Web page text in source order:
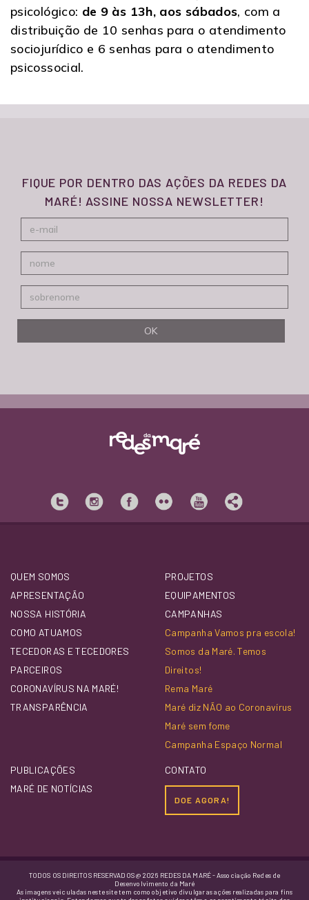
psicológico: de 9 às 13h, aos sábados, com a
distribuição de 10 senhas para o atendimento
sociojurídico e 6 senhas para o atendimento
psicossocial.
FIQUE POR DENTRO DAS AÇÕES DA REDES DA
MARÉ! ASSINE NOSSA NEWSLETTER!
QUEM SOMOS
APRESENTAÇÃO
NOSSA HISTÓRIA
COMO ATUAMOS
TECEDORAS E TECEDORES
PARCEIROS
CORONAVÍRUS NA MARÉ!
TRANSPARÊNCIA
PROJETOS
EQUIPAMENTOS
CAMPANHAS
Campanha Vamos pra escola!
Somos da Maré. Temos
Direitos!
Rema Maré
Maré diz NÃO ao Coronavírus
Maré sem fome
Campanha Espaço Normal
PUBLICAÇÕES
MARÉ DE NOTÍCIAS
CONTATO
DOE AGORA!
TODOS OS DIREITOS RESERVADOS @ 2026 REDES DA MARÉ - Associação Redes de
Desenvolvimento da Maré
As imagens veiculadas neste site tem como objetivo divulgar as ações realizadas para fins